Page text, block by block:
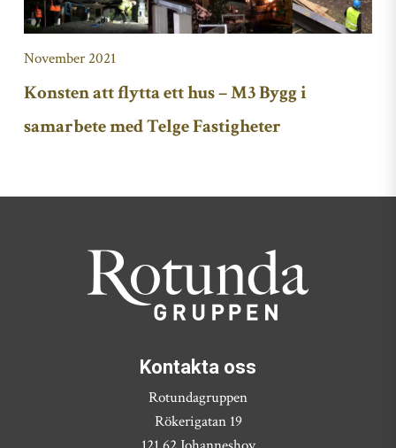
November 2021
Konsten att flytta ett hus – M3 Bygg i
samarbete med Telge Fastigheter
Kontakta oss
Rotundagruppen
Rökerigatan 19